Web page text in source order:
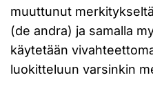
muuttunut
(de andra) ja samalla
käytetään
luokitteluun varsinkin